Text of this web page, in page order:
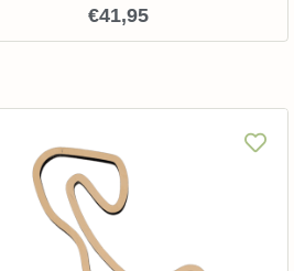
€41,95